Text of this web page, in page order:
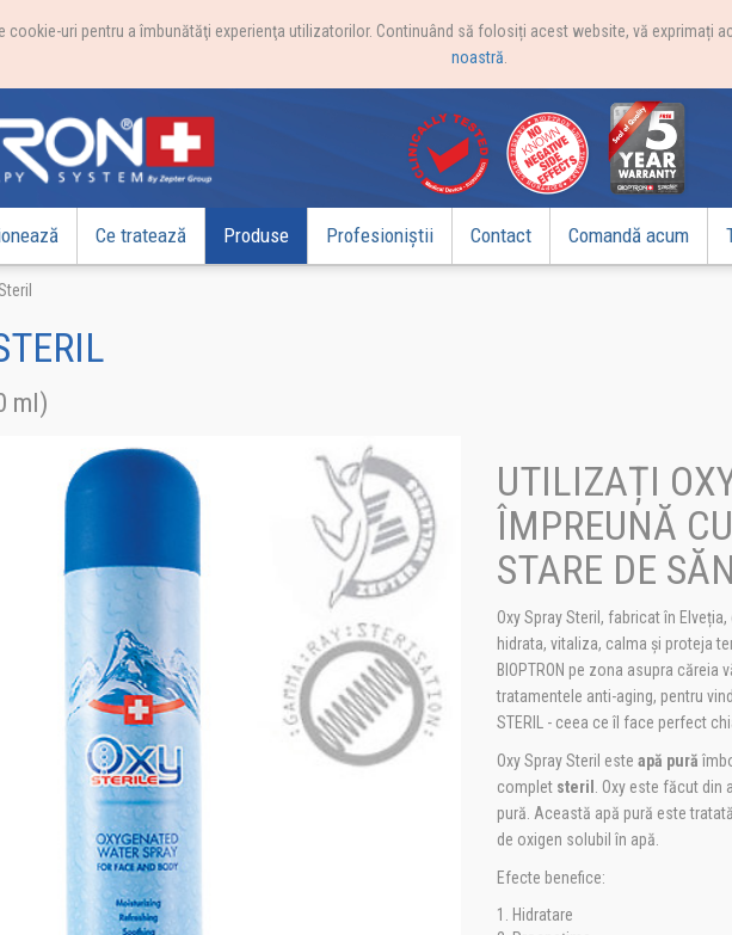
cookie-uri pentru a îmbunătăţi experienţa utilizatorilor. Continuând să folosiți acest website, vă exprimați
noastră
Ce tratează Produse Profesioniștii Contact Comandă acum
ml)
UTILIZAȚI
ÎMPREUNĂ
STARE DE
Oxy Spray Steril, fabricat în
hidrata, vitaliza, calma și proteja
BIOPTRON pe zona asupra
tratamentele anti-aging, pentru
STERIL - ceea ce îl face perfect
Oxy Spray Steril este apă pură
complet steril
. Oxy este făcut
pură. Această apă pură este
de oxigen solubil în apă.
Efecte benefice:
Hidratare